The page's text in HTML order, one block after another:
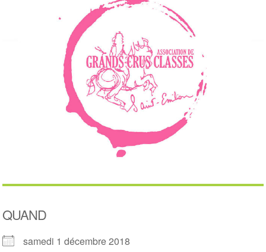
QUAND
samedi 1 décembre 2018